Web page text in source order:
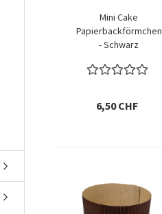
Mini Cake
Papierbackförmchen
- Schwarz
6,50 CHF